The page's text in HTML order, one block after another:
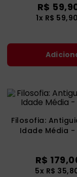
R$ 59,
1x R$ 59,90
Filosofia:
Idade Média -
R$ 179,
5x R$ 35,
catequese